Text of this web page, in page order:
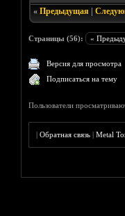
« Предыдущая|
Страницы (56): «
Версия для просмотра
Подписаться на тему
Пользователи
|Обратная связь |Metal